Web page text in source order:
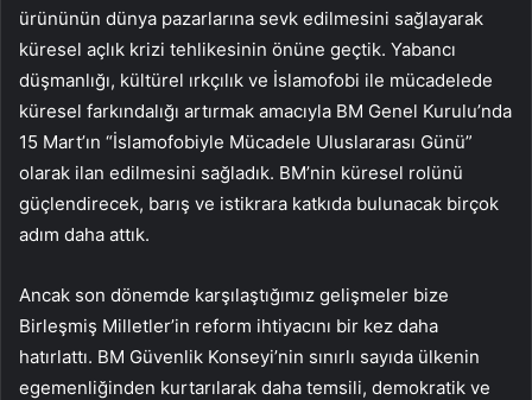
ürününün dünya pazarlarına sevk edilmesini sağlayarak
küresel açlık krizi tehlikesinin önüne geçtik. Yabancı
düşmanlığı, kültürel ırkçılık ve İslamofobi ile mücadelede
küresel farkındalığı artırmak amacıyla BM Genel Kurulu’nda
15 Mart’ın “İslamofobiyle Mücadele Uluslararası Günü”
olarak ilan edilmesini sağladık. BM’nin küresel rolünü
güçlendirecek, barış ve istikrara katkıda bulunacak birçok
adım daha attık.
Ancak son dönemde karşılaştığımız gelişmeler bize
Birleşmiş Milletler’in reform ihtiyacını bir kez daha
hatırlattı. BM Güvenlik Konseyi’nin sınırlı sayıda ülkenin
egemenliğinden kurtarılarak daha temsili, demokratik ve